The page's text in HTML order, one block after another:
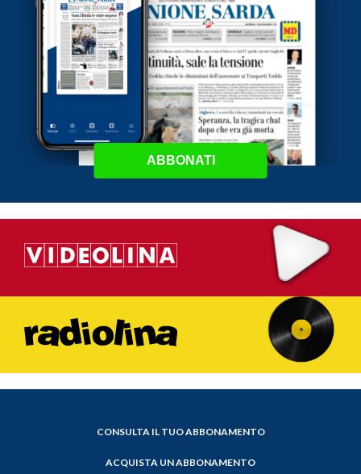
ABBONATI
CONSULTA IL TUO ABBONAMENTO
ACQUISTA UN ABBONAMENTO